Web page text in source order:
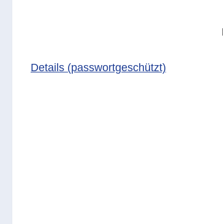
Details (passwortgeschützt)